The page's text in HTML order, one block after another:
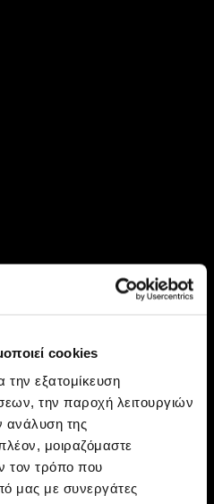
cookies
την εξατομίκευση
την παροχή λειτουργιών
ανάλυση της
μοιραζόμαστε
τον τρόπο που
μας με συνεργάτες
Κιργιστάν
Κιργιστάν:
πόλεις και